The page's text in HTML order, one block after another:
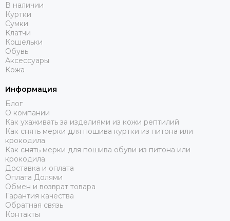
В наличии
Куртки
Сумки
Клатчи
Кошельки
Обувь
Аксессуары
Кожа
Информация
Блог
О компании
Как ухаживать за изделиями из кожи рептилий
Как снять мерки для пошива куртки из питона или
крокодила
Как снять мерки для пошива обуви из питона или
крокодила
Доставка и оплата
Оплата Долями
Обмен и возврат товара
Гарантия качества
Обратная связь
Контакты